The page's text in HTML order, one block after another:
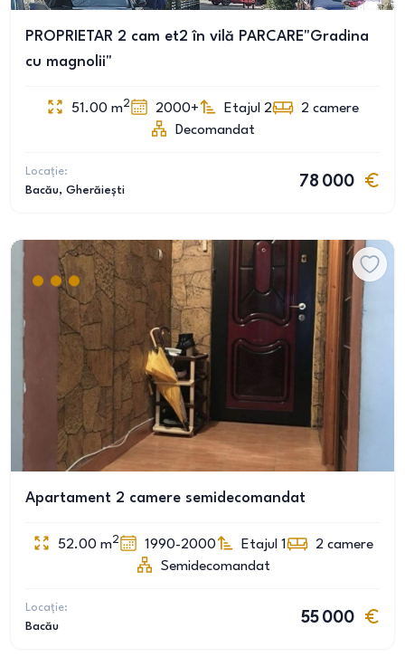
PROPRIETAR 2 cam et2 în vilă PARCARE"Gradina
cu magnolii"
51.00 m2 2000+ Etajul 2 2 camere
Decomandat
Locație:
Bacău, Gherăiești
78 000
Apartament 2 camere semidecomandat
52.00 m2 1990-2000 Etajul 1 2 camere
Semidecomandat
Locație:
Bacău
55 000